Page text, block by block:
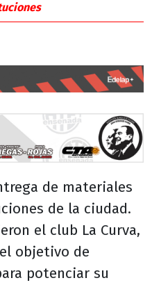
de materiales
de la ciudad.
el club La Curva,
objetivo de
potenciar su